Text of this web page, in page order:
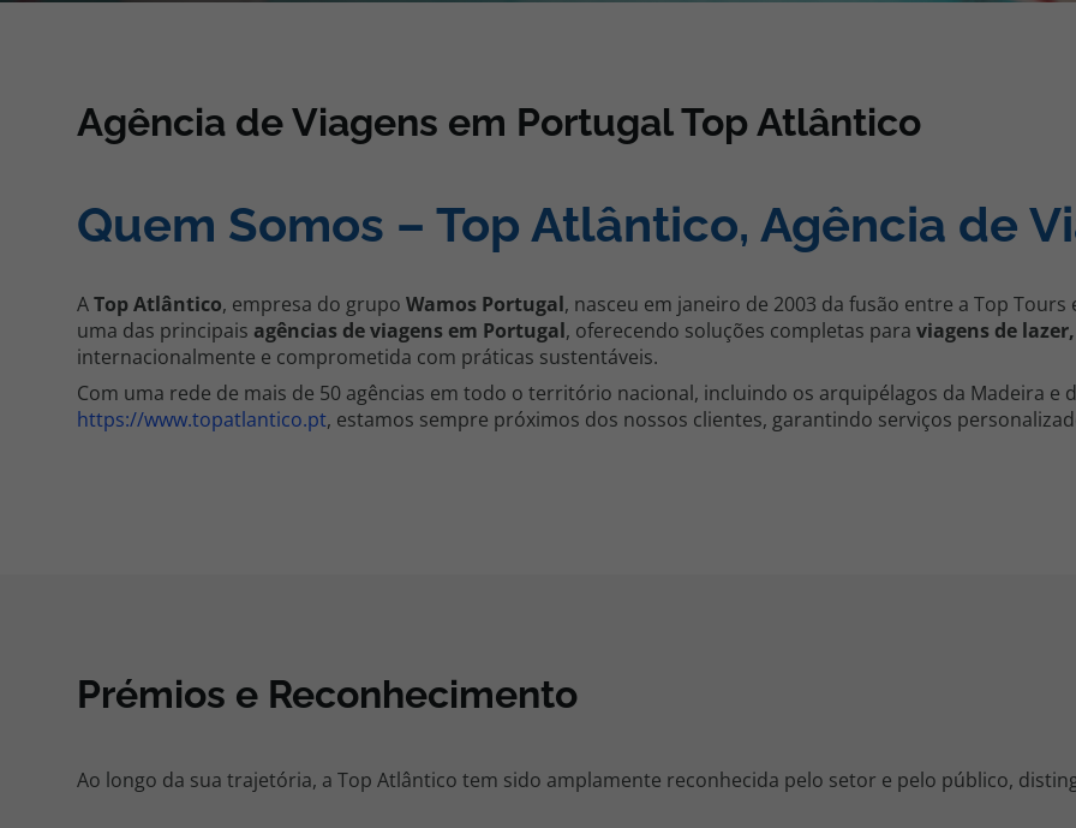
Agência de Viagens em Portugal Top Atlântico
Quem Somos – Top Atlântico, Agência de
ATop Atlântico, empresa do grupo Wamos Portugal, nasceu em janeiro de 2003 da fusão entre a Top
uma das principais agências de viagens em Portugal, oferecendo soluções completas para viagens de
internacionalmente e comprometida com práticas sustentáveis.
Com uma rede de mais de 50 agências em todo o território nacional, incluindo os arquipélagos da Madeira e
https://www.topatlantico.pt, estamos sempre próximos dos nossos clientes, garantindo serviços
Prémios e Reconhecimento
Ao longo da sua trajetória, a Top Atlântico tem sido amplamente reconhecida pelo setor e pelo público,